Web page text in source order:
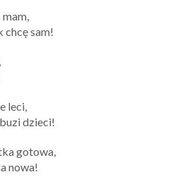
chcę sam!
leci,
dzieci!
gotowa,
nowa!